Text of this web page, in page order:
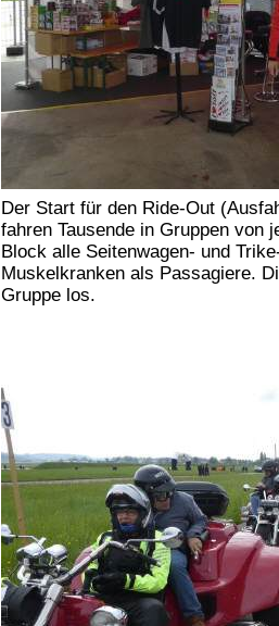
Der Start für den Ride-Out
fahren Tausende in Gruppen von
Block alle Seitenwagen- und
Muskelkranken als Passagiere.
Gruppe los.